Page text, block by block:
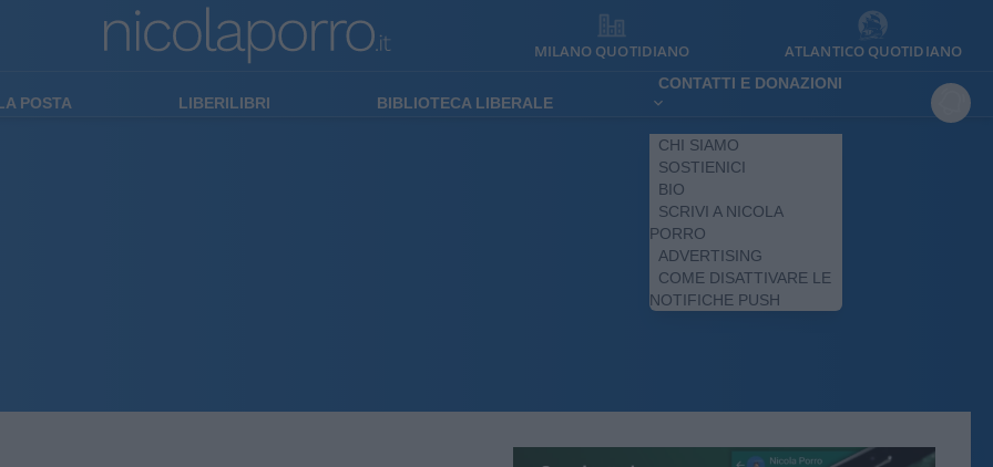
MILANO QUOTIDIANO ATLANTICO QUOTIDIANO
POSTA LIBERILIBRI BIBLIOTECA LIBERALE
CONTATTI E DONAZIONI
CHI SIAMO
SOSTIENICI
BIO
SCRIVI A NICOLA
PORRO
ADVERTISING
COME DISATTIVARE LE
NOTIFICHE PUSH